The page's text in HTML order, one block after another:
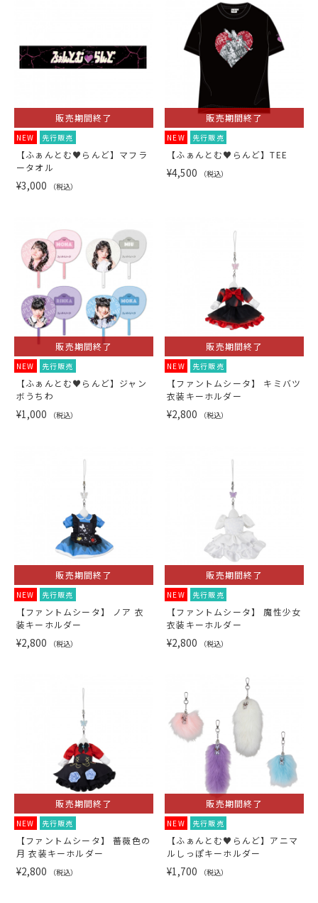
販売期間終了
NEW 先行販売
【ふぁんとむ♥らんど】マフラ
ータオル
¥3,000 （税込）
販売期間終了
NEW 先行販売
【ふぁんとむ♥らんど】TEE
¥4,500 （税込）
販売期間終了
NEW 先行販売
【ふぁんとむ♥らんど】ジャン
ボうちわ
¥1,000 （税込）
販売期間終了
NEW 先行販売
【ファントムシータ】 キミバツ
衣装キーホルダー
¥2,800 （税込）
販売期間終了
NEW 先行販売
【ファントムシータ】 ノア 衣
装キーホルダー
¥2,800 （税込）
販売期間終了
NEW 先行販売
【ファントムシータ】 魔性少女
衣装キーホルダー
¥2,800 （税込）
販売期間終了
NEW 先行販売
【ファントムシータ】 薔薇色の
月 衣装キーホルダー
¥2,800 （税込）
販売期間終了
NEW 先行販売
【ふぁんとむ♥らんど】アニマ
ルしっぽキーホルダー
¥1,700 （税込）